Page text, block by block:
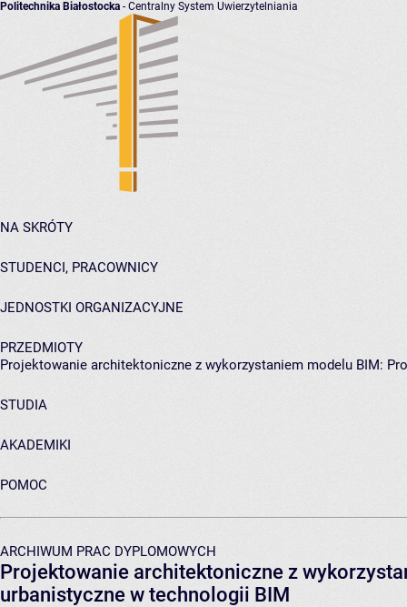
Politechnika Białostocka - Centralny System Uwierzytelniania
NA SKRÓTY
STUDENCI, PRACOWNICY
JEDNOSTKI ORGANIZACYJNE
PRZEDMIOTY
Projektowanie architektoniczne z wykorzystaniem modelu BIM:
STUDIA
AKADEMIKI
POMOC
ARCHIWUM PRAC DYPLOMOWYCH
Projektowanie architektoniczne z
urbanistyczne w technologii BIM